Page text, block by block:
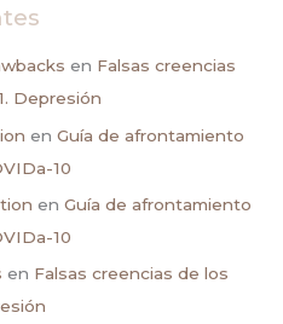
en Falsas creencias
Depresión
enGuía de afrontamiento
10
enGuía de afrontamiento
10
en Falsas creencias de los